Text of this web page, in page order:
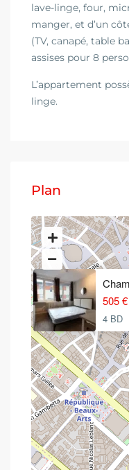
lave-linge, four,
manger, et d’un
(TV, canapé, table
assises pour 8
L’appartement
linge.
Plan
505 €
4 BD